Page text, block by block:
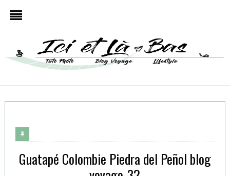
Guatapé Colombie Piedra del Peñol blog